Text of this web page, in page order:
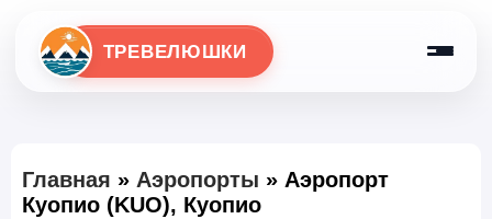
ТРЕВЕЛЮШКИ
Главная » Аэропорты » Аэропорт
Куопио (KUO), Куопио